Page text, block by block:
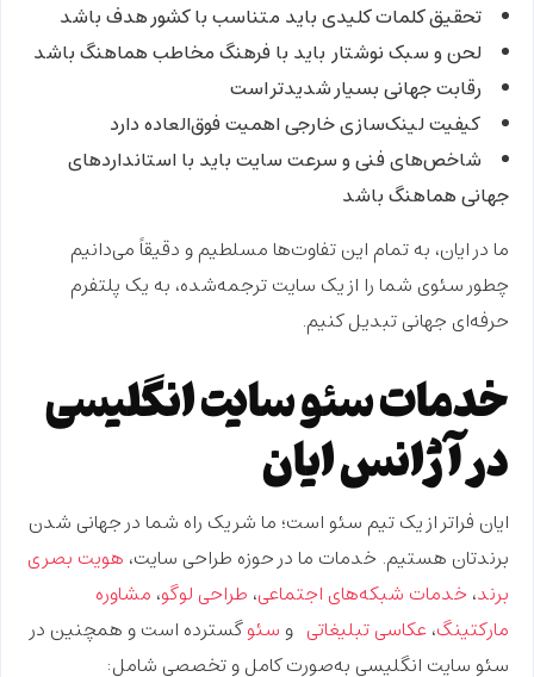
تحقیق کلمات کلیدیباید متناسب با کشور هدف باشد
لحن و سبک نوشتار باید با فرهنگ مخاطب هماهنگ باشد
رقابت جهانیبسیار شدیدتر است
کیفیت لینک‌سازی خارجیاهمیت فوق‌العاده دارد
شاخص‌های فنی و سرعت سایتباید با استانداردهای
جهانی هماهنگ باشد
ما در ایان، به تمام این تفاوت‌ها مسلطیم و دقیقاً می‌دانیم
چطور سئوی شما را از یک سایت ترجمه‌شده، به یک پلتفرم
حرفه‌ای جهانی تبدیل کنیم.
خدمات سئو سایت انگلیسی
در آژانس ایان
ایان فراتر از یک تیم سئو است؛ ما شریک راه شما در جهانی شدن
برندتان هستیم. خدمات ما در حوزه طراحی سایت، هویت بصری
برند، خدمات شبکه‌های اجتماعی، طراحی لوگو، مشاوره
مارکتینگ،عکاسی تبلیغاتی وسئوگسترده است و همچنین در
سئو سایت انگلیسی به‌صورت کامل و تخصصی شامل: